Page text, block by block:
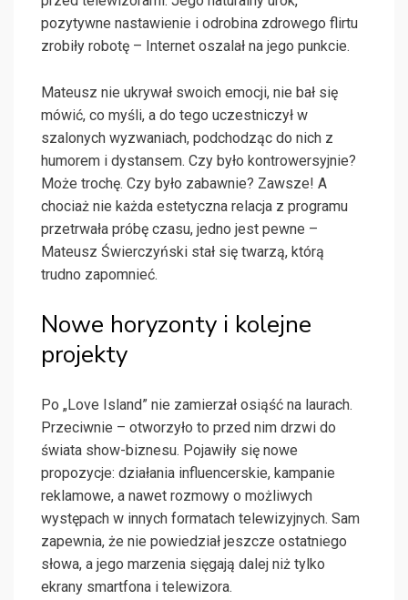
pozytywne nastawienie i odrobina zdrowego flirtu
zrobiły robotę – Internet oszalał na jego punkcie.
Mateusz nie ukrywał swoich emocji, nie bał się
mówić, co myśli, a do tego uczestniczył w
szalonych wyzwaniach, podchodząc do nich z
humorem i dystansem. Czy było kontrowersyjnie?
Może trochę. Czy było zabawnie? Zawsze! A
chociaż nie każda estetyczna relacja z programu
przetrwała próbę czasu, jedno jest pewne –
Mateusz Świerczyński stał się twarzą, którą
trudno zapomnieć.
Nowe horyzonty i kolejne
projekty
Po „Love Island” nie zamierzał osiąść na laurach.
Przeciwnie – otworzyło to przed nim drzwi do
świata show-biznesu. Pojawiły się nowe
propozycje: działania influencerskie, kampanie
reklamowe, a nawet rozmowy o możliwych
występach w innych formatach telewizyjnych. Sam
zapewnia, że nie powiedział jeszcze ostatniego
słowa, a jego marzenia sięgają dalej niż tylko
ekrany smartfona i telewizora.